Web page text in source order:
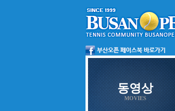
동영상
MOVIES